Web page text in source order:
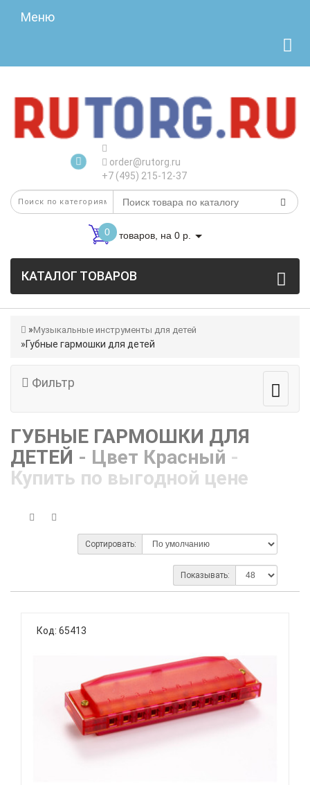
Меню
order@rutorg.ru
+7 (495) 215-12-37
0 товаров, на 0 р.
КАТАЛОГ ТОВАРОВ
Музыкальные инструменты для детей
Губные гармошки для детей
Фильтр
ГУБНЫЕ ГАРМОШКИ ДЛЯ
ДЕТЕЙ - Цвет Красный -
Купить по выгодной цене
Сортировать:
Показывать:
Код: 65413